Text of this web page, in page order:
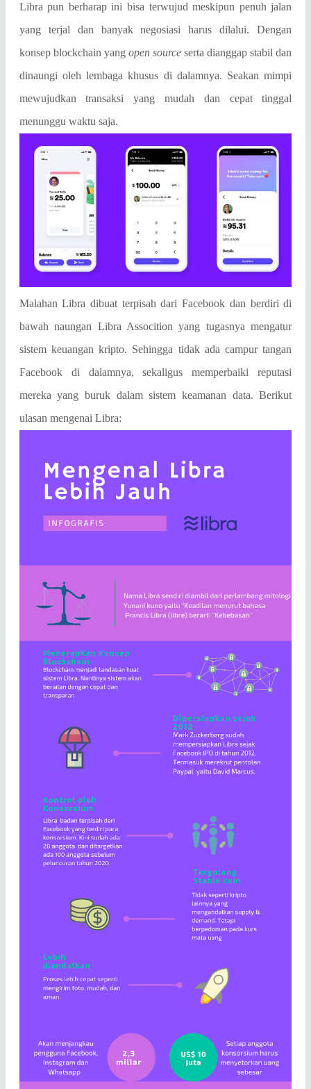
Libra pun berharap ini bisa terwujud meskipun penuh jalan
yang terjal dan banyak negosiasi harus dilalui. Dengan
konsep blockchain yang open source serta dianggap stabil dan
dinaungi oleh lembaga khusus di dalamnya. Seakan mimpi
mewujudkan transaksi yang mudah dan cepat tinggal
menunggu waktu saja.
Malahan Libra dibuat terpisah dari Facebook dan berdiri di
bawah naungan Libra Assocition yang tugasnya mengatur
sistem keuangan kripto. Sehingga tidak ada campur tangan
Facebook di dalamnya, sekaligus memperbaiki reputasi
mereka yang buruk dalam sistem keamanan data. Berikut
ulasan mengenai Libra: